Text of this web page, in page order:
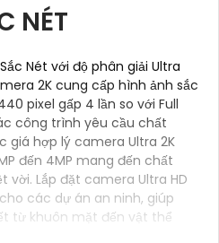
NÉT
Nét với độ phân giải Ultra
2K cung cấp hình ảnh sắc
pixel gấp 4 lần so với Full
công trình yêu cầu chất
giá hợp lý camera Ultra 2K
đến 4MP mang đến chất
Lắp đặt camera Ultra HD
các dự án an ninh, giúp
từ khuôn mặt đến vật thể